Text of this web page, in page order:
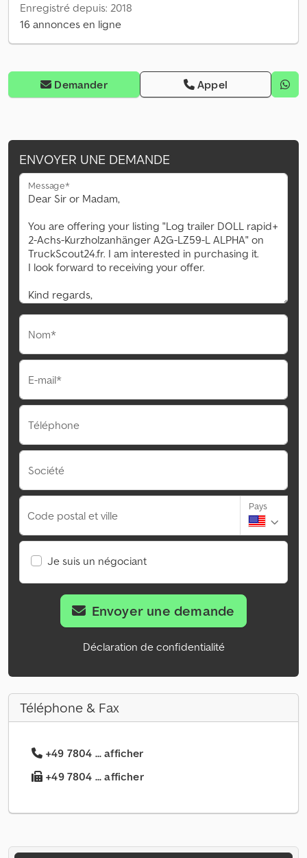
Enregistré depuis: 2018
16 annonces en ligne
Demander Appel
ENVOYER UNE DEMANDE
Message*
Nom*
E-mail*
Téléphone
Société
Code postal et ville
Pays
Je suis un négociant
Envoyer une demande
Déclaration de confidentialité
Téléphone & Fax
+49 7804 ... afficher
+49 7804 ... afficher